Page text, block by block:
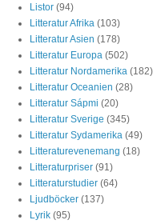
Listor (94)
Litteratur Afrika (103)
Litteratur Asien (178)
Litteratur Europa (502)
Litteratur Nordamerika (182)
Litteratur Oceanien (28)
Litteratur Sápmi (20)
Litteratur Sverige (345)
Litteratur Sydamerika (49)
Litteraturevenemang (18)
Litteraturpriser (91)
Litteraturstudier (64)
Ljudböcker (137)
Lyrik (95)